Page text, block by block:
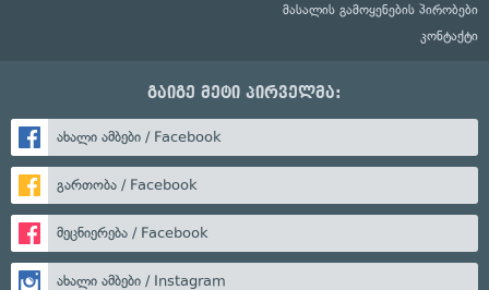
მასალის გამოყენების პირობები
კონტაქტი
გაიგე მეტი პირველმა:
ახალი ამბები / Facebook
გართობა / Facebook
მეცნიერება / Facebook
ახალი ამბები / Instagram